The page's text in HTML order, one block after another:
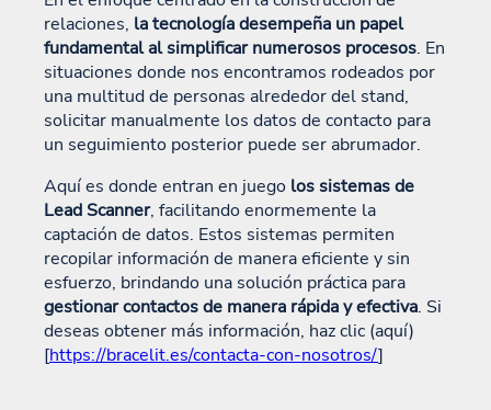
relaciones, la tecnología desempeña un papel
fundamental al simplificar numerosos procesos. En
situaciones donde nos encontramos rodeados por
una multitud de personas alrededor del stand,
solicitar manualmente los datos de contacto para
un seguimiento posterior puede ser abrumador.
Aquí es donde entran en juego los sistemas de
Lead Scanner, facilitando enormemente la
captación de datos. Estos sistemas permiten
recopilar información de manera eficiente y sin
esfuerzo, brindando una solución práctica para
gestionar contactos de manera rápida y efectiva. Si
deseas obtener más información, haz clic (aquí)
[https://bracelit.es/contacta-con-nosotros/]